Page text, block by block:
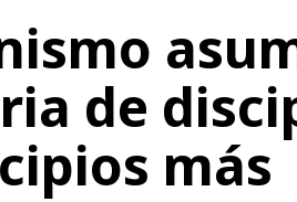
de
más